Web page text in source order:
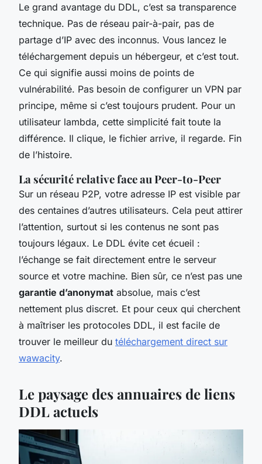
Le grand avantage du DDL, c’est sa transparence
technique. Pas de réseau pair-à-pair, pas de
partage d’IP avec des inconnus. Vous lancez le
téléchargement depuis un hébergeur, et c’est tout.
Ce qui signifie aussi moins de points de
vulnérabilité. Pas besoin de configurer un VPN par
principe, même si c’est toujours prudent. Pour un
utilisateur lambda, cette simplicité fait toute la
différence. Il clique, le fichier arrive, il regarde. Fin
de l’histoire.
La sécurité relative face au Peer-to-Peer
Sur un réseau P2P, votre adresse IP est visible par
des centaines d’autres utilisateurs. Cela peut attirer
l’attention, surtout si les contenus ne sont pas
toujours légaux. Le DDL évite cet écueil :
l’échange se fait directement entre le serveur
source et votre machine. Bien sûr, ce n’est pas une
garantie d’anonymat absolue, mais c’est
nettement plus discret. Et pour ceux qui cherchent
à maîtriser les protocoles DDL, il est facile de
trouver le meilleur du téléchargement direct sur
wawacity.
Le paysage des annuaires de liens
DDL actuels